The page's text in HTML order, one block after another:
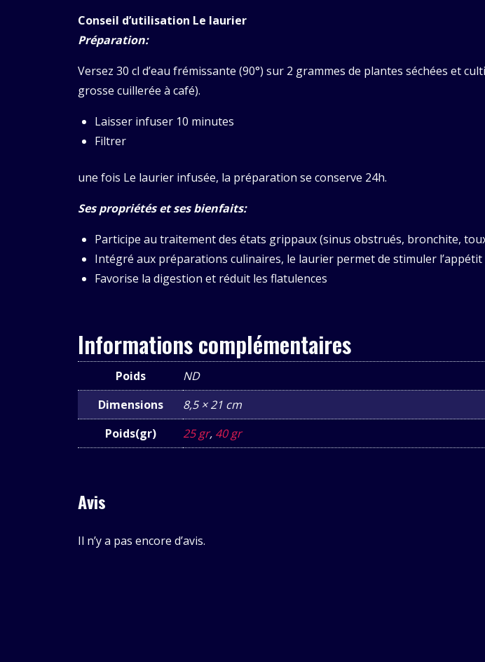
Conseil d’utilisation Le laurier
Préparation:
Versez 30 cl d’eau frémissante (90°) sur 2 grammes de plantes séchées et
grosse cuillerée à café).
Laisser infuser 10 minutes
Filtrer
une fois Le laurier infusée, la préparation se conserve 24h.
Ses propriétés et ses bienfaits:
Participe au traitement des états grippaux (sinus obstrués, bronchite,
Intégré aux préparations culinaires, le laurier permet de stimuler l’appétit
Favorise la digestion et réduit les flatulences
Informations complémentaires
Poids
ND
Dimensions
8,5 × 21 cm
Poids(gr)
25 gr, 40 gr
Avis
Il n’y a pas encore d’avis.